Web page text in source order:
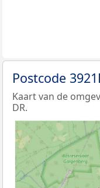
Postcode
Kaart van de
DR.